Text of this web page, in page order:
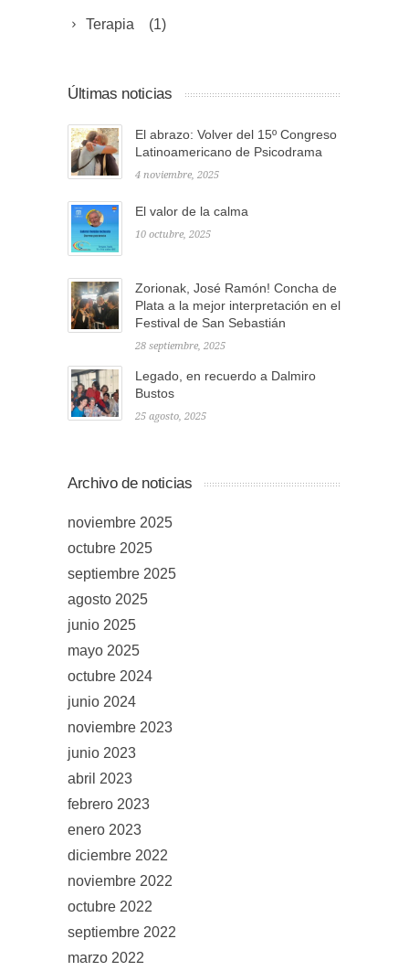
Terapia (1)
Últimas noticias
El abrazo: Volver del 15º Congreso
Latinoamericano de Psicodrama
4 noviembre, 2025
El valor de la calma
10 octubre, 2025
Zorionak, José Ramón! Concha de
Plata a la mejor interpretación en el
Festival de San Sebastián
28 septiembre, 2025
Legado, en recuerdo a Dalmiro
Bustos
25 agosto, 2025
Archivo de noticias
noviembre 2025
octubre 2025
septiembre 2025
agosto 2025
junio 2025
mayo 2025
octubre 2024
junio 2024
noviembre 2023
junio 2023
abril 2023
febrero 2023
enero 2023
diciembre 2022
noviembre 2022
octubre 2022
septiembre 2022
marzo 2022